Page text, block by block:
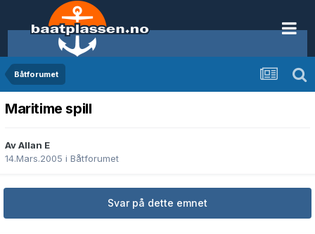
Båtforumet
Maritime spill
Av Allan E
14.Mars.2005 i Båtforumet
Svar på dette emnet